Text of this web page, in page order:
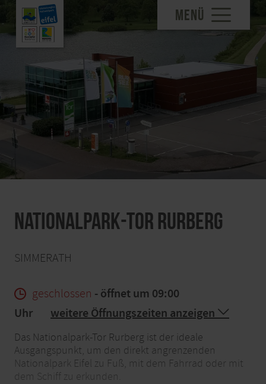
MENÜ
Nationalpark-Tor Rurberg
SIMMERATH
geschlossen - öffnet um 09:00
Uhr
weitere Öffnungszeiten anzeigen
Das Nationalpark-Tor Rurberg ist der ideale
Ausgangspunkt, um den direkt angrenzenden
Nationalpark Eifel zu Fuß, mit dem Fahrrad oder mit
dem Schiff zu erkunden.